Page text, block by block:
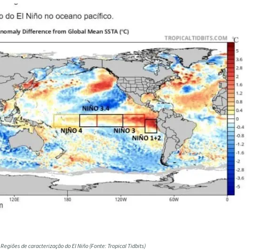
Regiões de caracterização do El Niño (Fonte: Tropical Tidbits)